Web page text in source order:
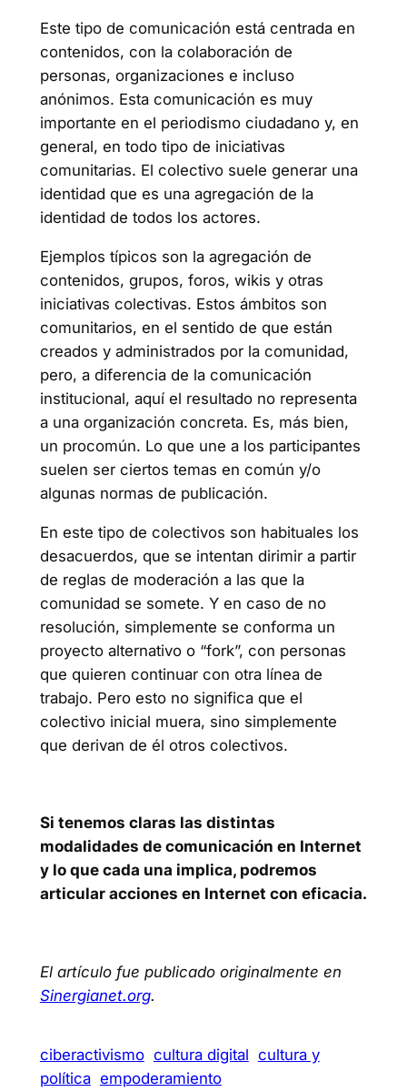
Este tipo de comunicación está centrada en
contenidos, con la colaboración de
personas, organizaciones e incluso
anónimos. Esta comunicación es muy
importante en el periodismo ciudadano y, en
general, en todo tipo de iniciativas
comunitarias. El colectivo suele generar una
identidad que es una agregación de la
identidad de todos los actores.
Ejemplos típicos son la agregación de
contenidos, grupos, foros, wikis y otras
iniciativas colectivas. Estos ámbitos son
comunitarios, en el sentido de que están
creados y administrados por la comunidad,
pero, a diferencia de la comunicación
institucional, aquí el resultado no representa
a una organización concreta. Es, más bien,
un procomún. Lo que une a los participantes
suelen ser ciertos temas en común y/o
algunas normas de publicación.
En este tipo de colectivos son habituales los
desacuerdos, que se intentan dirimir a partir
de reglas de moderación a las que la
comunidad se somete. Y en caso de no
resolución, simplemente se conforma un
proyecto alternativo o “fork”, con personas
que quieren continuar con otra línea de
trabajo. Pero esto no significa que el
colectivo inicial muera, sino simplemente
que derivan de él otros colectivos.
Si tenemos claras las distintas
modalidades de comunicación en Internet
y lo que cada una implica, podremos
articular acciones en Internet con eficacia.
El artículo fue publicado originalmente en
Sinergianet.org.
ciberactivismo cultura digital cultura y
política empoderamiento